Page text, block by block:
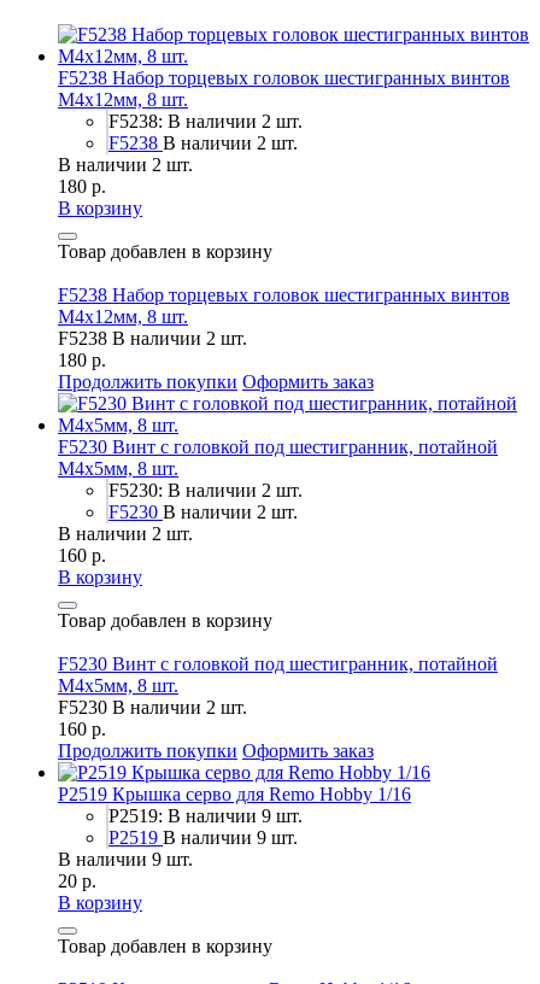
F5238 Набор торцевых головок шестигранных винтов
M4x12мм, 8 шт.
F5238: В наличии 2 шт.
F5238 В наличии 2 шт.
В наличии 2 шт.
180 р.
В корзину
Товар добавлен в корзину
F5238 Набор торцевых головок шестигранных винтов
M4x12мм, 8 шт.
F5238 В наличии 2 шт.
180 р.
Продолжить покупки Оформить заказ
F5230 Винт с головкой под шестигранник, потайной
М4х5мм, 8 шт.
F5230: В наличии 2 шт.
F5230 В наличии 2 шт.
В наличии 2 шт.
160 р.
В корзину
Товар добавлен в корзину
F5230 Винт с головкой под шестигранник, потайной
М4х5мм, 8 шт.
F5230 В наличии 2 шт.
160 р.
Продолжить покупки Оформить заказ
P2519 Крышка серво для Remo Hobby 1/16
P2519: В наличии 9 шт.
P2519 В наличии 9 шт.
В наличии 9 шт.
20 р.
В корзину
Товар добавлен в корзину